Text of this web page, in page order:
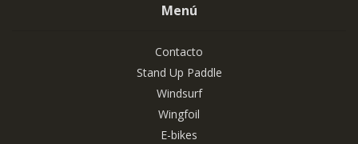
Menú
Contacto
Stand Up Paddle
Windsurf
Wingfoil
E-bikes